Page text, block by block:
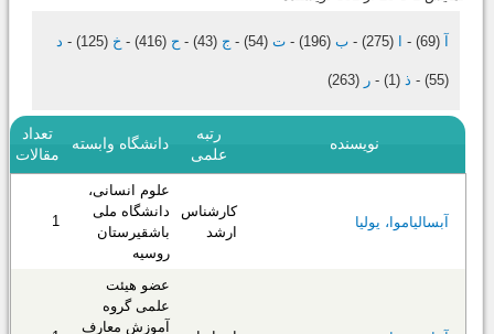
آ (69)
- ا (275)
- ب (196)
- ت (54)
- ج (43)
- ح (416)
- خ (125)
- د
(55)
- ذ (1)
- ر (263)
نویسنده
رتبه
علمی
دانشگاه وابسته
تعداد
مقالات
آبسالیاموا، یولیا
کارشناس
ارشد
علوم انسانی،
دانشگاه ملی
باشقیرستان
روسیه
1
عضو هیئت
علمی گروه
آموزش معارف